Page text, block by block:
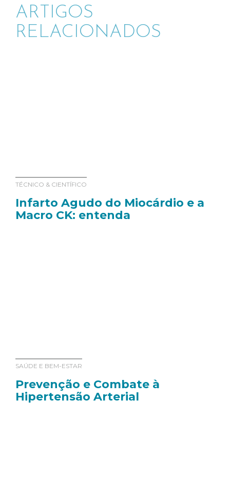
ARTIGOS
RELACIONADOS
TÉCNICO & CIENTÍFICO
Infarto Agudo do Miocárdio e a
Macro CK: entenda
SAÚDE E BEM-ESTAR
Prevenção e Combate à
Hipertensão Arterial